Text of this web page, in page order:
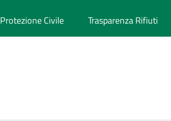
Protezione Civile Trasparenza Rifiuti